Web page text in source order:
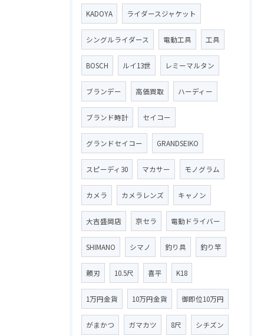
KADOYA ライダースジャケット
シングルライダース 電動工具 工具
BOSCH ルイ13世 レミーマルタン
ブランデー 高価買取 ハーディー
ブランド時計 セイコー
グランドセイコー GRANDSEIKO
スピーディ30 マカサー モノグラム
カメラ カメラレンズ キャノン
大吉盛岡店 京セラ 電動ドライバー
SHIMANO シマノ 釣り具 釣り竿
頼刃 10.5尺 喜平 K18
1万円金貨 10万円金貨 御即位10万円
がまかつ ガマカツ 8尺 シチズン